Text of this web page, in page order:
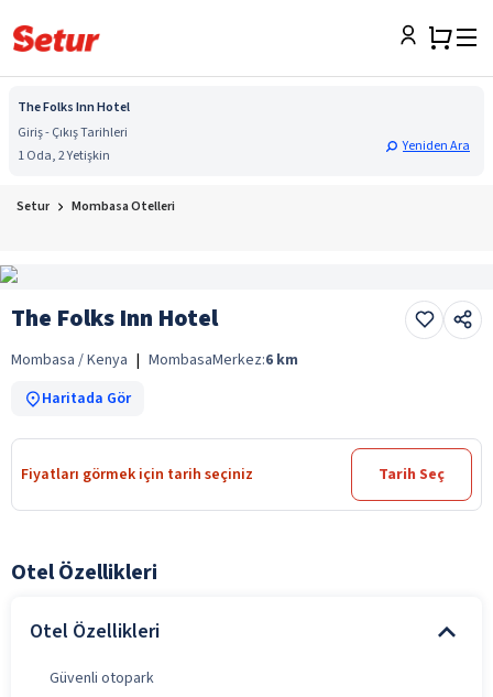
The Folks Inn Hotel
Giriş - Çıkış Tarihleri
1 Oda, 2 Yetişkin
Yeniden Ara
Setur Mombasa Otelleri
The Folks Inn Hotel
Mombasa / Kenya | MombasaMerkez:6 km
Haritada Gör
Fiyatları görmek için tarih seçiniz Tarih Seç
Otel Özellikleri
Otel Özellikleri
Güvenli otopark